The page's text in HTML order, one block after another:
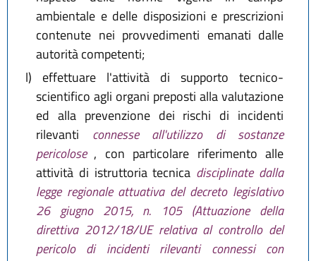
ambientale e delle disposizioni e prescrizioni
contenute nei provvedimenti emanati dalle
autorità competenti;
l) effettuare l'attività di supporto tecnico-
scientifico agli organi preposti alla valutazione
ed alla prevenzione dei rischi di incidenti
rilevanti connesse all'utilizzo di sostanze
pericolose , con particolare riferimento alle
attività di istruttoria tecnica disciplinate dalla
legge regionale attuativa del decreto legislativo
26 giugno 2015, n. 105 (Attuazione della
direttiva 2012/18/UE relativa al controllo del
pericolo di incidenti rilevanti connessi con